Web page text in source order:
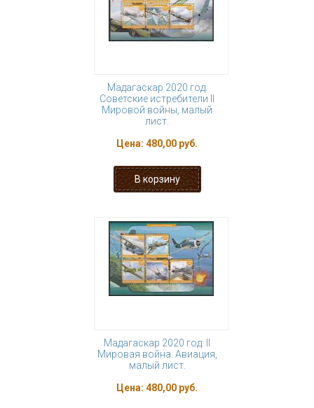
Мадагаскар 2020 год.
Советские истребители II
Мировой войны, малый
лист.
Цена: 480,00 руб.
Мадагаскар 2020 год. II
Мировая война. Авиация,
малый лист.
Цена: 480,00 руб.